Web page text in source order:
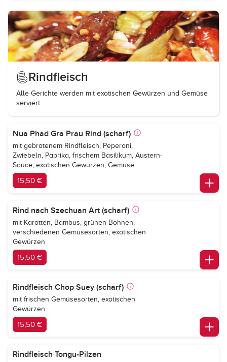
Rindfleisch
Alle Gerichte werden mit exotischen Gewürzen und Gemüse
serviert.
Nua Phad Gra Prau Rind (scharf)
mit gebratenem Rindfleisch, Peperoni,
Zwiebeln, Paprika, frischem Basilikum, Austern-
Sauce, exotischen Gewürzen, Gemüse
15,50 €
Rind nach Szechuan Art (scharf)
mit Karotten, Bambus, grünen Bohnen,
verschiedenen Gemüsesorten, exotischen
Gewürzen
15,50 €
Rindfleisch Chop Suey (scharf)
mit frischen Gemüsesorten, exotischen
Gewürzen
15,50 €
Rindfleisch Tongu-Pilzen